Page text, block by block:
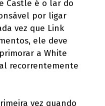
Castle é o lar do
por ligar
vez que Link
ele deve
a White
recorrentemente
vez quando